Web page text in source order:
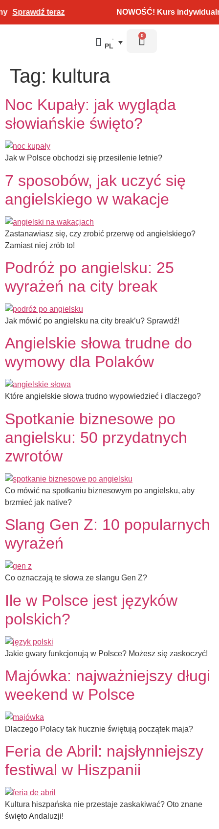
Sprawdź teraz NOWOŚĆ! Kurs indywidualny
PL
0
Tag: kultura
Noc Kupały: jak wygląda
słowiańskie święto?
Jak w Polsce obchodzi się przesilenie letnie?
7 sposobów, jak uczyć się
angielskiego w wakacje
Zastanawiasz się, czy zrobić przerwę od angielskiego?
Zamiast niej zrób to!
Podróż po angielsku: 25
wyrażeń na city break
Jak mówić po angielsku na city break’u? Sprawdź!
Angielskie słowa trudne do
wymowy dla Polaków
Które angielskie słowa trudno wypowiedzieć i dlaczego?
Spotkanie biznesowe po
angielsku: 50 przydatnych
zwrotów
Co mówić na spotkaniu biznesowym po angielsku, aby
brzmieć jak native?
Slang Gen Z: 10 popularnych
wyrażeń
Co oznaczają te słowa ze slangu Gen Z?
Ile w Polsce jest języków
polskich?
Jakie gwary funkcjonują w Polsce? Możesz się zaskoczyć!
Majówka: najważniejszy długi
weekend w Polsce
Dlaczego Polacy tak hucznie świętują początek maja?
Feria de Abril: najsłynniejszy
festiwal w Hiszpanii
Kultura hiszpańska nie przestaje zaskakiwać? Oto znane
święto Andaluzji!